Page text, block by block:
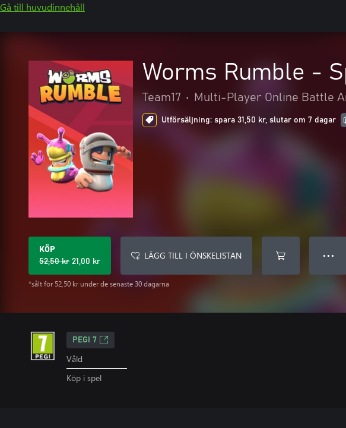
Gå till huvudinnehåll
Worms Rumble -
Team17 • Multi-Player Online Battle
Utförsäljning: spara 31,50 kr, slutar om 7 dagar
KÖP
52,50 kr 21,00 kr
*sålt för 52,50 kr under de senaste 30 dagarna
LÄGG TILL I ÖNSKELISTAN ● ● ●
PEGI 7
Våld
Köp i spel